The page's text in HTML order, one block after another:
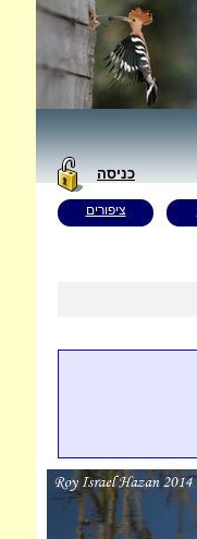
כניסה
ציפורים